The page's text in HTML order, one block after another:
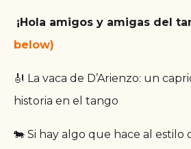
¡Hola amigos y amigas del
below)
🎻 La vaca de D’Arienzo: un
historia en el tango
🐄 Si hay algo que hace al estilo